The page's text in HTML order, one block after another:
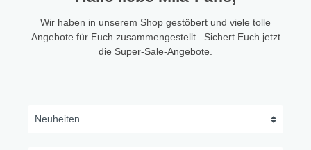
Wir haben in unserem Shop gestöbert und viele tolle
Angebote für Euch zusammengestellt. Sichert Euch jetzt
die Super-Sale-Angebote.